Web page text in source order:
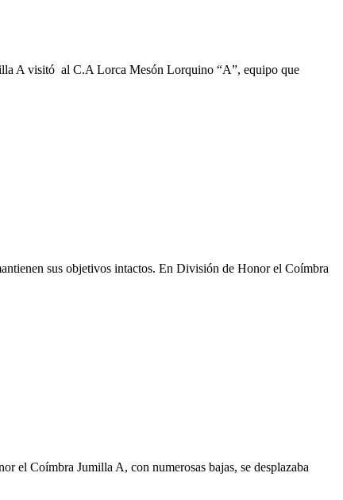
A visitó al C.A Lorca Mesón Lorquino “A”, equipo que
sus objetivos intactos. En División de Honor el Coímbra
el Coímbra Jumilla A, con numerosas bajas, se desplazaba